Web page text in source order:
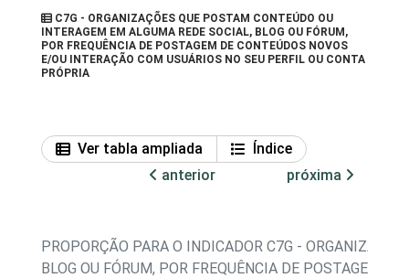
C7G - ORGANIZAÇÕES QUE POSTAM CONTEÚDO OU
INTERAGEM EM ALGUMA REDE SOCIAL, BLOG OU FÓRUM,
POR FREQUÊNCIA DE POSTAGEM DE CONTEÚDOS NOVOS
E/OU INTERAÇÃO COM USUÁRIOS NO SEU PERFIL OU CONTA
PRÓPRIA
Ver tabla ampliada
Índice
anterior
próxima
PROPORÇÃO PARA O INDICADOR C7G -
BLOG OU FÓRUM, POR FREQUÊNCIA DE POSTAGEM